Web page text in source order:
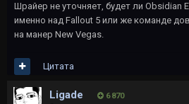
Шрайер не уточняет, будет ли Obsidian
именно над Fallout 5 или же команде
на манер New Vegas.
Цитата
Ligade 6 870